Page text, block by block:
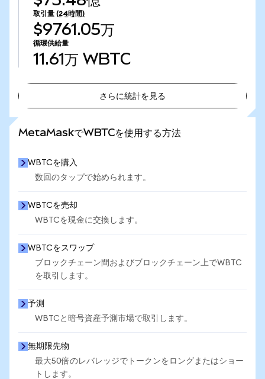
取引量 (24時間)
$9761.05万
循環供給量
11.61万 WBTC
さらに統計を見る
MetaMaskでWBTCを使用する方法
WBTCを購入
数回のタップで始められます。
WBTCを売却
WBTCを現金に交換します。
WBTCをスワップ
ブロックチェーン間およびブロックチェーン上でWBTC
を取引します。
予測
WBTCと暗号資産予測市場で取引します。
無期限先物
最大50倍のレバレッジでトークンをロングまたはショー
トします。